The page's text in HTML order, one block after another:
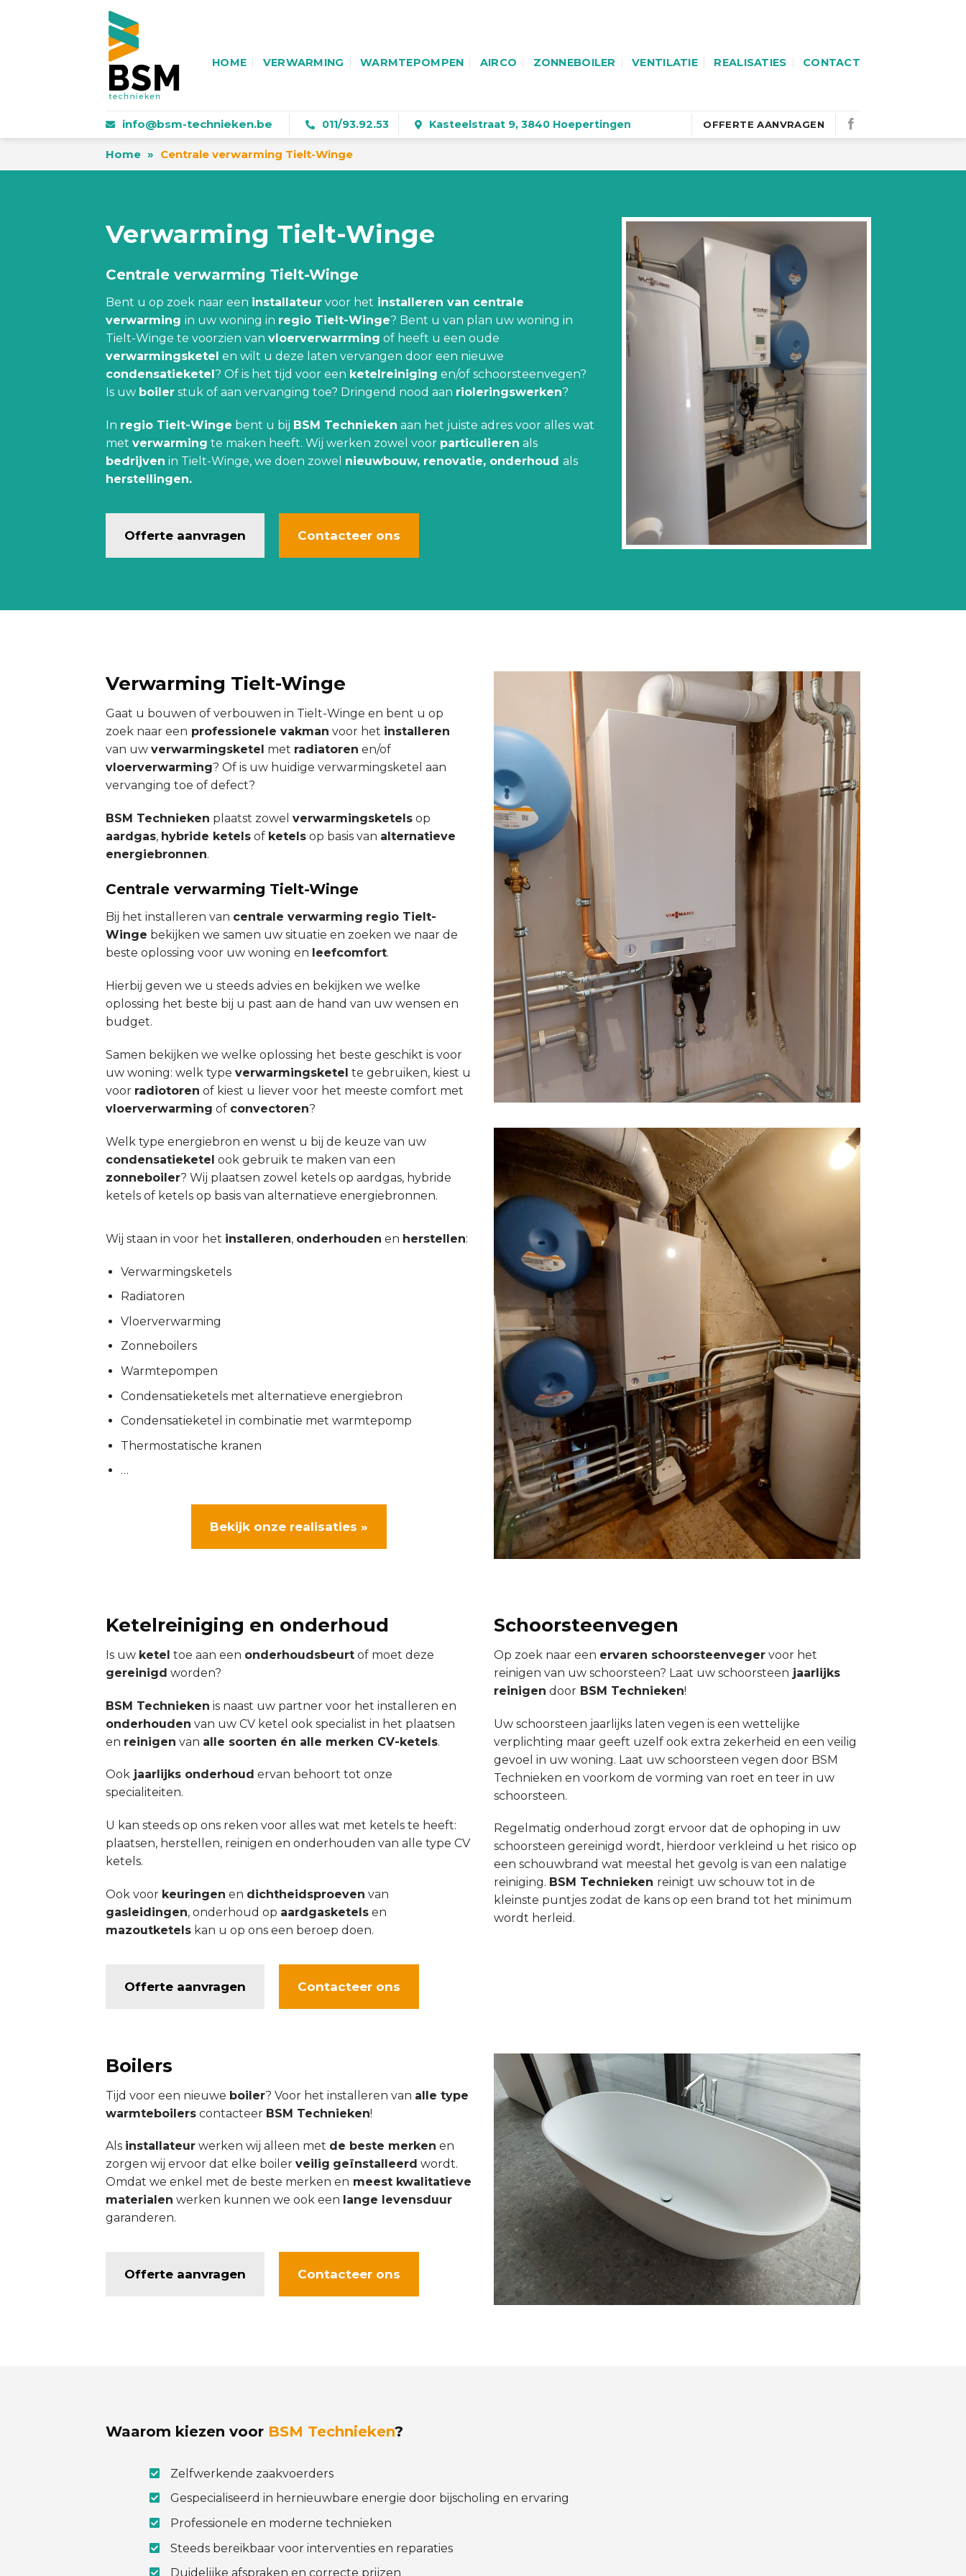
HOME VERWARMING WARMTEPOMPEN AIRCO ZONNEBOILER VENTILATIE REALISATIES CONTACT
info@bsm-technieken.be 011/93.92.53 Kasteelstraat 9, 3840 Hoepertingen OFFERTE AANVRAGEN
Home » Centrale verwarming Tielt-Winge
Verwarming Tielt-Winge
Centrale verwarming Tielt-Winge
Bent u op zoek naar een installateur voor het installeren van centrale
verwarming in uw woning in regio Tielt-Winge? Bent u van plan uw woning in
Tielt-Winge te voorzien van vloerverwarrming of heeft u een oude
verwarmingsketel en wilt u deze laten vervangen door een nieuwe
condensatieketel? Of is het tijd voor een ketelreiniging en/of schoorsteenvegen?
Is uw boiler stuk of aan vervanging toe? Dringend nood aan rioleringswerken?
In regio Tielt-Winge bent u bij BSM Technieken aan het juiste adres voor alles wat
met verwarming te maken heeft. Wij werken zowel voor particulieren als
bedrijven in Tielt-Winge, we doen zowel nieuwbouw, renovatie, onderhoud als
herstellingen.
Offerte aanvragen Contacteer ons
Verwarming Tielt-Winge
Gaat u bouwen of verbouwen in Tielt-Winge en bent u op
zoek naar een professionele vakman voor het installeren
van uw verwarmingsketel met radiatoren en/of
vloerverwarming? Of is uw huidige verwarmingsketel aan
vervanging toe of defect?
BSM Technieken plaatst zowel verwarmingsketels op
aardgas, hybride ketels of ketels op basis van alternatieve
energiebronnen.
Centrale verwarming Tielt-Winge
Bij het installeren van centrale verwarming regio Tielt-
Winge bekijken we samen uw situatie en zoeken we naar de
beste oplossing voor uw woning en leefcomfort.
Hierbij geven we u steeds advies en bekijken we welke
oplossing het beste bij u past aan de hand van uw wensen en
budget.
Samen bekijken we welke oplossing het beste geschikt is voor
uw woning: welk type verwarmingsketel te gebruiken, kiest u
voor radiotoren of kiest u liever voor het meeste comfort met
vloerverwarming of convectoren?
Welk type energiebron en wenst u bij de keuze van uw
condensatieketel ook gebruik te maken van een
zonneboiler? Wij plaatsen zowel ketels op aardgas, hybride
ketels of ketels op basis van alternatieve energiebronnen.
Wij staan in voor het installeren, onderhouden en herstellen:
Verwarmingsketels
Radiatoren
Vloerverwarming
Zonneboilers
Warmtepompen
Condensatieketels met alternatieve energiebron
Condensatieketel in combinatie met warmtepomp
Thermostatische kranen
…
Bekijk onze realisaties »
Ketelreiniging en onderhoud
Is uw ketel toe aan een onderhoudsbeurt of moet deze
gereinigd worden?
BSM Technieken is naast uw partner voor het installeren en
onderhouden van uw CV ketel ook specialist in het plaatsen
en reinigen van alle soorten én alle merken CV-ketels.
Ook jaarlijks onderhoud ervan behoort tot onze
specialiteiten.
U kan steeds op ons reken voor alles wat met ketels te heeft:
plaatsen, herstellen, reinigen en onderhouden van alle type CV
ketels.
Ook voor keuringen en dichtheidsproeven van
gasleidingen, onderhoud op aardgasketels en
mazoutketels kan u op ons een beroep doen.
Schoorsteenvegen
Op zoek naar een ervaren schoorsteenveger voor het
reinigen van uw schoorsteen? Laat uw schoorsteen jaarlijks
reinigen door BSM Technieken!
Uw schoorsteen jaarlijks laten vegen is een wettelijke
verplichting maar geeft uzelf ook extra zekerheid en een veilig
gevoel in uw woning. Laat uw schoorsteen vegen door BSM
Technieken en voorkom de vorming van roet en teer in uw
schoorsteen.
Regelmatig onderhoud zorgt ervoor dat de ophoping in uw
schoorsteen gereinigd wordt, hierdoor verkleind u het risico op
een schouwbrand wat meestal het gevolg is van een nalatige
reiniging. BSM Technieken reinigt uw schouw tot in de
kleinste puntjes zodat de kans op een brand tot het minimum
wordt herleid.
Offerte aanvragen Contacteer ons
Boilers
Tijd voor een nieuwe boiler? Voor het installeren van alle type
warmteboilers contacteer BSM Technieken!
Als installateur werken wij alleen met de beste merken en
zorgen wij ervoor dat elke boiler veilig geïnstalleerd wordt.
Omdat we enkel met de beste merken en meest kwalitatieve
materialen werken kunnen we ook een lange levensduur
garanderen.
Offerte aanvragen Contacteer ons
Waarom kiezen voor BSM Technieken?
Zelfwerkende zaakvoerders
Gespecialiseerd in hernieuwbare energie door bijscholing en ervaring
Professionele en moderne technieken
Steeds bereikbaar voor interventies en reparaties
Duidelijke afspraken en correcte prijzen